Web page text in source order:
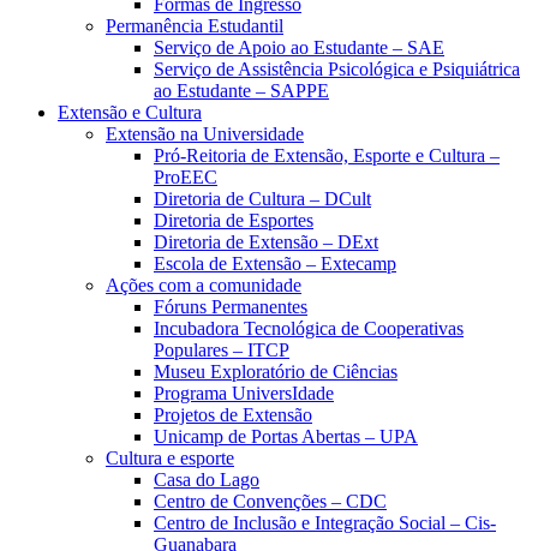
Formas de Ingresso
Permanência Estudantil
Serviço de Apoio ao Estudante – SAE
Serviço de Assistência Psicológica e Psiquiátrica
ao Estudante – SAPPE
Extensão e Cultura
Extensão na Universidade
Pró-Reitoria de Extensão, Esporte e Cultura –
ProEEC
Diretoria de Cultura – DCult
Diretoria de Esportes
Diretoria de Extensão – DExt
Escola de Extensão – Extecamp
Ações com a comunidade
Fóruns Permanentes
Incubadora Tecnológica de Cooperativas
Populares – ITCP
Museu Exploratório de Ciências
Programa UniversIdade
Projetos de Extensão
Unicamp de Portas Abertas – UPA
Cultura e esporte
Casa do Lago
Centro de Convenções – CDC
Centro de Inclusão e Integração Social – Cis-
Guanabara